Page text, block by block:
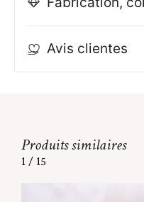
Avis clientes
Produits similaires
1/ 15